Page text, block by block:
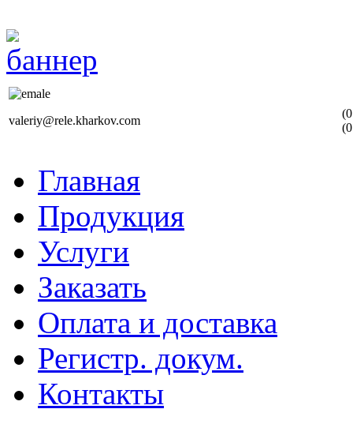
valeriy@rele.kharkov.com
Главная
Продукция
Услуги
Заказать
Оплата и доставка
Регистр. докум.
Контакты